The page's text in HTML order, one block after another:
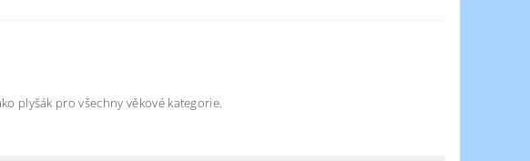
plyšák pro všechny věkové kategorie.